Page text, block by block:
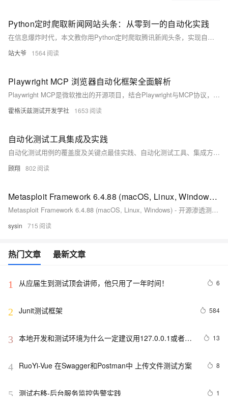
Python定时爬取新闻网站头条：从零到一的自动化实践
在信息爆炸时代，本文教你用Python定时爬取腾讯新闻头条，实现自动化监控。涵盖请求、解析、存储、去重、代理及异常通知，助你构建高效新闻采集系统，适用于金融、电商、媒体等场景。（238字）
站大爷 1564
Playwright MCP 浏览器自动化框架全面解析
Playwright MCP是微软推出的开源项目，结合Playwright与MCP协议，让AI通过结构化数据直接操作浏览器。告别传统视觉识别，实现高效、精准的网页自动化，广泛应用于测试、爬虫、办公自动化等场景，大幅提升效率与可靠性。
霍格沃兹测试开发学社 1653
自动化测试工具集成及实践
自动化测试用例的覆盖度及关键点最佳实践、自动化测试工具、集成方法、自动化脚本编写等（兼容多语言（Java、Python、Go、C++、C#等）、多框架（Spring、React、Vue等））
顾翔 802
Metasploit Framework 6.4.88 (macOS, Linux, Windows) - 开源渗透测试框架
Metasploit Framework 6.4.88 (macOS, Linux, Windows) - 开源渗透测试框架
sysin 715
热门文章 最新文章
1 从应届生到测试顶会讲师，他只用了一年时间！ 6
2 Junit测试框架 584
3 本地开发和测试环境为什么一定建议用127.0.0.1或者
13
4 RuoYi-Vue 在Swagger和Postman中 上传文件测试方案 8
5 测试右移-后台服务监控告警实践 1